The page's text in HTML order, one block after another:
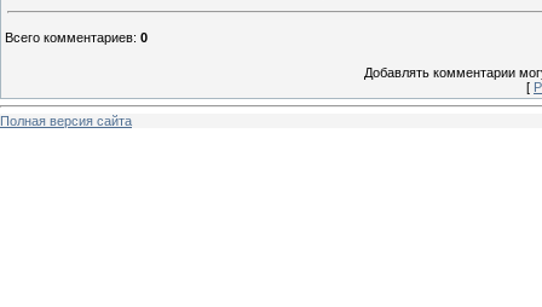
Всего комментариев: 0
Добавлять комментарии
[
Полная версия сайта